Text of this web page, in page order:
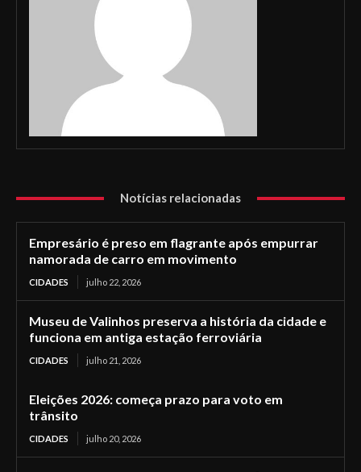
Notícias relacionadas
Empresário é preso em flagrante após empurrar
namorada de carro em movimento
CIDADES julho 22, 2026
Museu de Valinhos preserva a história da cidade e
funciona em antiga estação ferroviária
CIDADES julho 21, 2026
Eleições 2026: começa prazo para voto em
trânsito
CIDADES julho 20, 2026